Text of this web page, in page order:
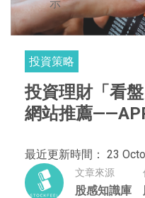
投資策略
投資理財「看
網站推薦
最近更新時間： 23
文章來源
股感知識庫